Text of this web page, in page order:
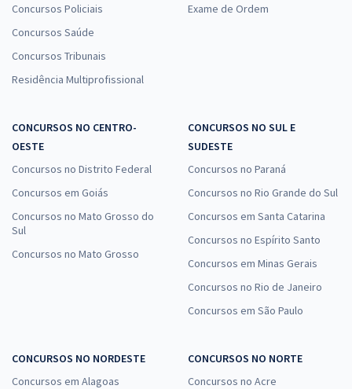
Concursos Policiais
Concursos Saúde
Concursos Tribunais
Residência Multiprofissional
Exame de Ordem
CONCURSOS NO CENTRO-
OESTE
Concursos no Distrito Federal
Concursos em Goiás
Concursos no Mato Grosso do
Sul
Concursos no Mato Grosso
CONCURSOS NO SUL E
SUDESTE
Concursos no Paraná
Concursos no Rio Grande do Sul
Concursos em Santa Catarina
Concursos no Espírito Santo
Concursos em Minas Gerais
Concursos no Rio de Janeiro
Concursos em São Paulo
CONCURSOS NO NORDESTE
Concursos em Alagoas
CONCURSOS NO NORTE
Concursos no Acre